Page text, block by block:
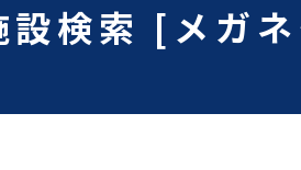
設検索 [メガ